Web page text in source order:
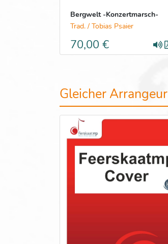
Bergwelt -Konzertmarsch-
Trad. / Tobias Psaier
70,00 €
Gleicher Arrangeur